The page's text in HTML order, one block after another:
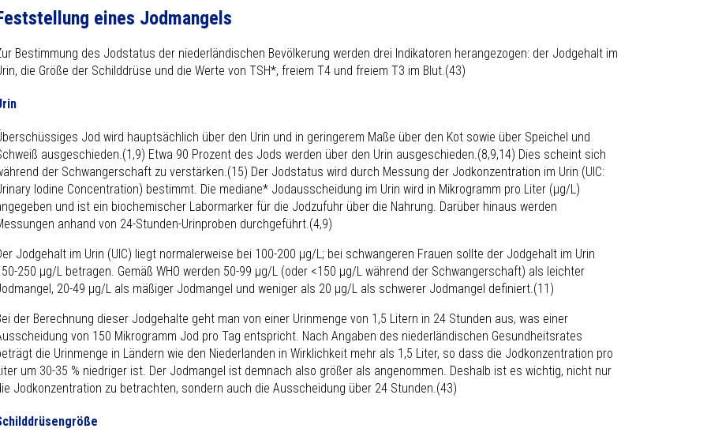
eines Jodmangels
Bestimmung des Jodstatus der niederländischen Bevölkerung werden drei Indikatoren herangezogen: der Jodgehalt im
die Größe der Schilddrüse und die Werte von TSH*, freiem T4 und freiem T3 im Blut.(43)
Jod wird hauptsächlich über den Urin und in geringerem Maße über den Kot sowie über Speichel und
ausgeschieden.(1,9) Etwa 90 Prozent des Jods werden über den Urin ausgeschieden.(8,9,14) Dies scheint sich
der Schwangerschaft zu verstärken.(15) Der Jodstatus wird durch Messung der Jodkonzentration im Urin (UIC:
Iodine Concentration) bestimmt. Die mediane* Jodausscheidung im Urin wird in Mikrogramm pro Liter (µg/L)
und ist ein biochemischer Labormarker für die Jodzufuhr über die Nahrung. Darüber hinaus werden
anhand von 24-Stunden-Urinproben durchgeführt.(4,9)
Jodgehalt im Urin (UIC) liegt normalerweise bei 100-200 µg/L; bei schwangeren Frauen sollte der Jodgehalt im Urin
250 µg/L betragen. Gemäß WHO werden 50-99 µg/L (oder <150 µg/L während der Schwangerschaft) als leichter
20-49 µg/L als mäßiger Jodmangel und weniger als 20 µg/L als schwerer Jodmangel definiert.(11)
der Berechnung dieser Jodgehalte geht man von einer Urinmenge von 1,5 Litern in 24 Stunden aus, was einer
von 150 Mikrogramm Jod pro Tag entspricht. Nach Angaben des niederländischen Gesundheitsrates
die Urinmenge in Ländern wie den Niederlanden in Wirklichkeit mehr als 1,5 Liter, so dass die Jodkonzentration pro
um 30-35 % niedriger ist. Der Jodmangel ist demnach also größer als angenommen. Deshalb ist es wichtig, nicht nur
Jodkonzentration zu betrachten, sondern auch die Ausscheidung über 24 Stunden.(43)